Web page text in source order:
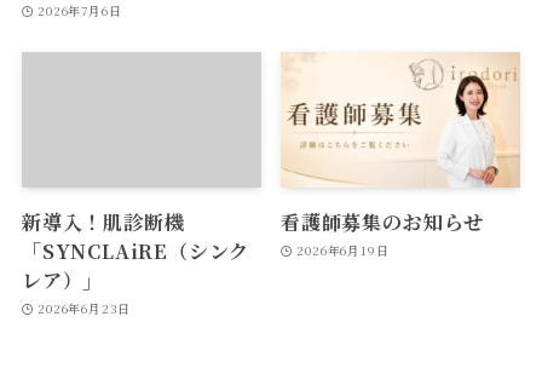
2026年7月6日
新導入！肌診断機
「SYNCLAiRE（シンク
レア）」
2026年6月23日
看護師募集のお知らせ
2026年6月19日